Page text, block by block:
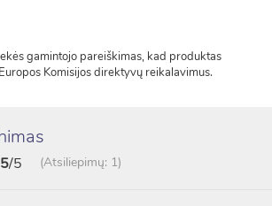
gamintojo pareiškimas, kad produktas
Komisijos direktyvų reikalavimus.
5/5 (Atsiliepimų: 1)